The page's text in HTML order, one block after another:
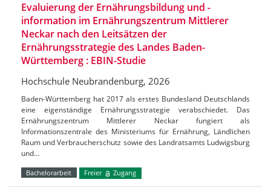
Evaluierung der Ernährungsbildung und -
information im Ernährungszentrum Mittlerer
Neckar nach den Leitsätzen der
Ernährungsstrategie des Landes Baden-
Württemberg : EBIN-Studie
Hochschule Neubrandenburg, 2026
Baden-Württemberg hat 2017 als erstes Bundesland Deutschlands
eine eigenständige Ernährungsstrategie verabschiedet. Das
Ernährungszentrum Mittlerer Neckar fungiert als
Informationszentrale des Ministeriums für Ernährung, Ländlichen
Raum und Verbraucherschutz sowie des Landratsamts Ludwigsburg
und…
Bachelorarbeit Freier Zugang